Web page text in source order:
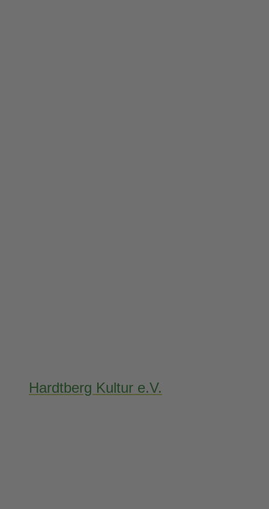
Hardtberg Kultur e.V.